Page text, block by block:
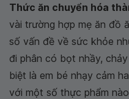
Thức ăn chuyển hóa
vài trường hợp mẹ ăn đồ
số vấn đề về sức khỏe
đi phân có bọt nhầy,
biệt là em bé nhạy cảm
với một số thực phẩm